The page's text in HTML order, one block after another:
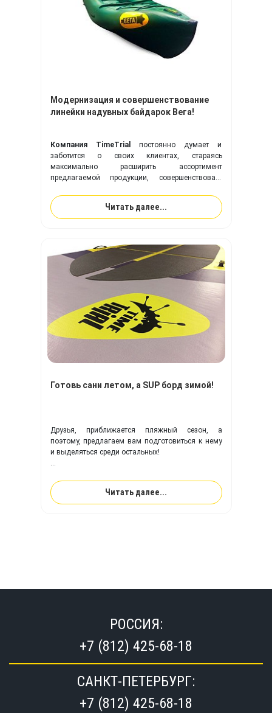
Модернизация и совершенствование
линейки надувных байдарок Вега!
Компания TimeTrial
постоянно думает и
заботится о своих клиентах, стараясь
максимально расширить ассортимент
предлагаемой продукции, совершенствовать
оптимизировать производственный процесс в
целом.
Читать далее...
Готовь сани летом, а SUP борд зимой!
Друзья, приближается пляжный сезон, а
поэтому, предлагаем вам подготовиться к нему
и выделяться среди остальных!
любую фантазия на вашем
Читать далее...
РОССИЯ:
+7 (812) 425-68-18
САНКТ-ПЕТЕРБУРГ:
+7 (812) 425-68-18